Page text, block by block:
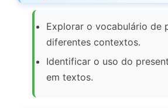
Explorar o vocabulário de
diferentes contextos.
Identificar o uso do
em textos.